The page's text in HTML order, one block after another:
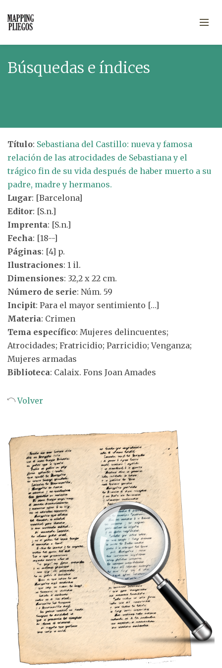
Búsquedas e índices
Título: Sebastiana del Castillo: nueva y famosa
relación de las atrocidades de Sebastiana y el
trágico fin de su vida después de haber muerto a su
padre, madre y hermanos.
Lugar: [Barcelona]
Editor: [S.n.]
Imprenta: [S.n.]
Fecha: [18--]
Páginas: [4] p.
Ilustraciones: 1 il.
Dimensiones: 32,2 x 22 cm.
Número de serie: Núm. 59
Incipit: Para el mayor sentimiento […]
Materia: Crimen
Tema específico: Mujeres delincuentes;
Atrocidades; Fratricidio; Parricidio; Venganza;
Mujeres armadas
Biblioteca: Calaix. Fons Joan Amades
Volver